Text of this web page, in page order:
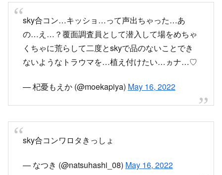
の…え…？覆面調査員として潜入して場をめちゃ
くちゃに荒らして二度とskyで品のないことでき
ないようなトラウマを…植え付けたい…ヵナ…♡
— 杞憂もえか (@moekapiya)May 16, 2022
— なつき (@natsuhashi_08)